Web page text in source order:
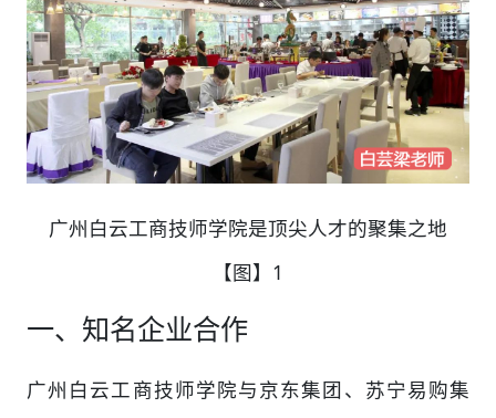
广州白云工商技师学院是顶尖人才的聚集之地
【图】1
一、知名企业合作
广州白云工商技师学院与京东集团、苏宁易购集